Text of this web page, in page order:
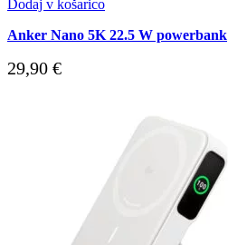
Dodaj v košarico
Anker Nano 5K 22.5 W powerbank
29,90 €